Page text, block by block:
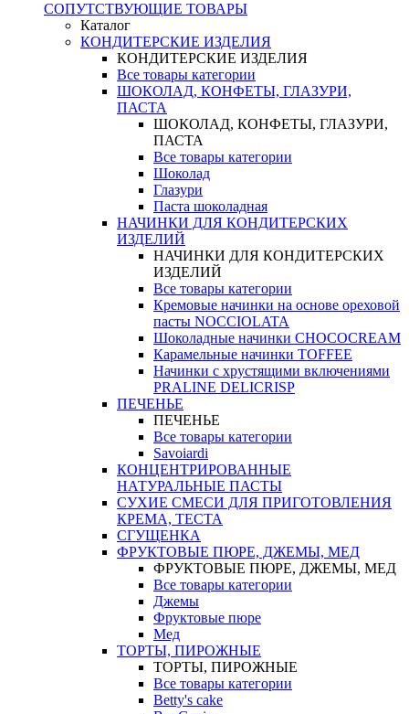
СОПУТСТВУЮЩИЕ ТОВАРЫ
Каталог
КОНДИТЕРСКИЕ ИЗДЕЛИЯ
КОНДИТЕРСКИЕ ИЗДЕЛИЯ
Все товары категории
ШОКОЛАД, КОНФЕТЫ, ГЛАЗУРИ,
ПАСТА
ШОКОЛАД, КОНФЕТЫ, ГЛАЗУРИ,
ПАСТА
Все товары категории
Шоколад
Глазури
Паста шоколадная
НАЧИНКИ ДЛЯ КОНДИТЕРСКИХ
ИЗДЕЛИЙ
НАЧИНКИ ДЛЯ КОНДИТЕРСКИХ
ИЗДЕЛИЙ
Все товары категории
Кремовые начинки на основе ореховой
пасты NOCCIOLATA
Шоколадные начинки CHOCOCREAM
Карамельные начинки TOFFEE
Начинки с хрустящими включениями
PRALINE DELICRISP
ПЕЧЕНЬЕ
ПЕЧЕНЬЕ
Все товары категории
Savoiardi
КОНЦЕНТРИРОВАННЫЕ
НАТУРАЛЬНЫЕ ПАСТЫ
СУХИЕ СМЕСИ ДЛЯ ПРИГОТОВЛЕНИЯ
КРЕМА, ТЕСТА
СГУЩЕНКА
ФРУКТОВЫЕ ПЮРЕ, ДЖЕМЫ, МЕД
ФРУКТОВЫЕ ПЮРЕ, ДЖЕМЫ, МЕД
Все товары категории
Джемы
Фруктовые пюре
Мед
ТОРТЫ, ПИРОЖНЫЕ
ТОРТЫ, ПИРОЖНЫЕ
Все товары категории
Betty's cake